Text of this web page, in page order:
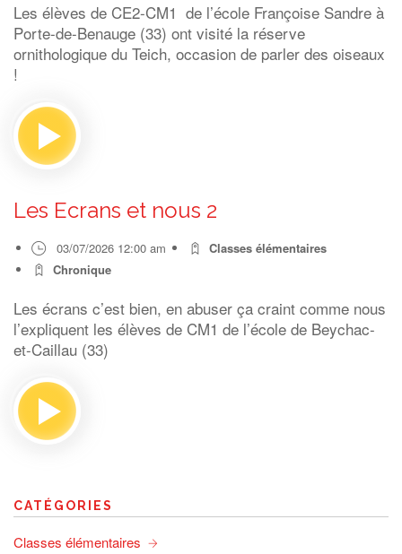
Les élèves de CE2-CM1 de l’école Françoise Sandre à
Porte-de-Benauge (33) ont visité la réserve
ornithologique du Teich, occasion de parler des oiseaux
!
Les Ecrans et nous 2
03/07/2026 12:00 am
Classes élémentaires
Chronique
Les écrans c’est bien, en abuser ça craint comme nous
l’expliquent les élèves de CM1 de l’école de Beychac-
et-Caillau (33)
CATÉGORIES
Classes élémentaires